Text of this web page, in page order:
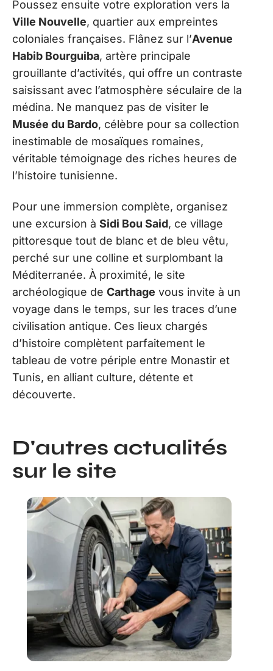
Poussez ensuite votre exploration vers la
Ville Nouvelle, quartier aux empreintes
coloniales françaises. Flânez sur l’Avenue
Habib Bourguiba, artère principale
grouillante d’activités, qui offre un contraste
saisissant avec l’atmosphère séculaire de la
médina. Ne manquez pas de visiter le
Musée du Bardo, célèbre pour sa collection
inestimable de mosaïques romaines,
véritable témoignage des riches heures de
l’histoire tunisienne.
Pour une immersion complète, organisez
une excursion à Sidi Bou Said, ce village
pittoresque tout de blanc et de bleu vêtu,
perché sur une colline et surplombant la
Méditerranée. À proximité, le site
archéologique de Carthage vous invite à un
voyage dans le temps, sur les traces d’une
civilisation antique. Ces lieux chargés
d’histoire complètent parfaitement le
tableau de votre périple entre Monastir et
Tunis, en alliant culture, détente et
découverte.
D'autres actualités
sur le site